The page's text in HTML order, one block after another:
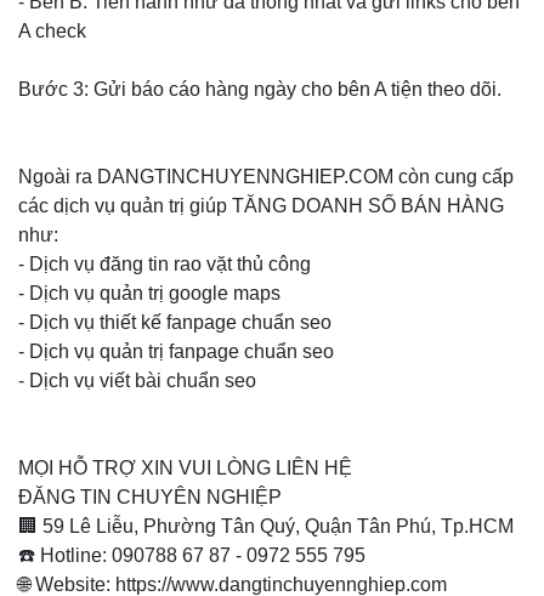
A check
Bước 3: Gửi báo cáo hàng ngày cho bên A tiện theo dõi.
Ngoài ra DANGTINCHUYENNGHIEP.COM còn cung cấp
các dịch vụ quản trị giúp TĂNG DOANH SỐ BÁN HÀNG
như:
- Dịch vụ đăng tin rao vặt thủ công
- Dịch vụ quản trị google maps
- Dịch vụ thiết kế fanpage chuẩn seo
- Dịch vụ quản trị fanpage chuẩn seo
- Dịch vụ viết bài chuẩn seo
MỌI HỖ TRỢ XIN VUI LÒNG LIÊN HỆ
ĐĂNG TIN CHUYÊN NGHIỆP
🏢 59 Lê Liễu, Phường Tân Quý, Quận Tân Phú, Tp.HCM
☎️ Hotline: 090788 67 87 - 0972 555 795
🌐 Website: https://www.dangtinchuyennghiep.com